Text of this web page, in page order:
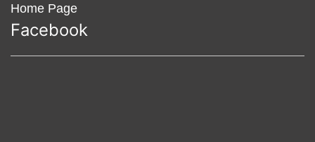
Home Page
Facebook